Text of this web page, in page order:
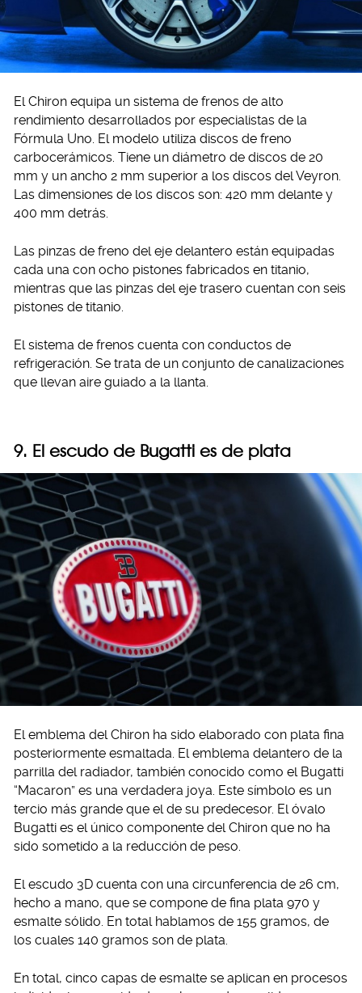
El Chiron equipa un sistema de frenos de alto
rendimiento desarrollados por especialistas de la
Fórmula Uno. El modelo utiliza discos de freno
carbocerámicos. Tiene un diámetro de discos de 20
mm y un ancho 2 mm superior a los discos del Veyron.
Las dimensiones de los discos son: 420 mm delante y
400 mm detrás.
Las pinzas de freno del eje delantero están equipadas
cada una con ocho pistones fabricados en titanio,
mientras que las pinzas del eje trasero cuentan con seis
pistones de titanio.
El sistema de frenos cuenta con conductos de
refrigeración. Se trata de un conjunto de canalizaciones
que llevan aire guiado a la llanta.
9. El escudo de Bugatti es de plata
El emblema del Chiron ha sido elaborado con plata fina
posteriormente esmaltada. El emblema delantero de la
parrilla del radiador, también conocido como el Bugatti
“Macaron” es una verdadera joya. Este símbolo es un
tercio más grande que el de su predecesor. El óvalo
Bugatti es el único componente del Chiron que no ha
sido sometido a la reducción de peso.
El escudo 3D cuenta con una circunferencia de 26 cm,
hecho a mano, que se compone de fina plata 970 y
esmalte sólido. En total hablamos de 155 gramos, de
los cuales 140 gramos son de plata.
En total, cinco capas de esmalte se aplican en procesos